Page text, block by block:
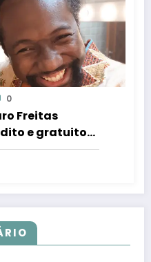
0
Freitas
e gratuito
– Em Dia ES